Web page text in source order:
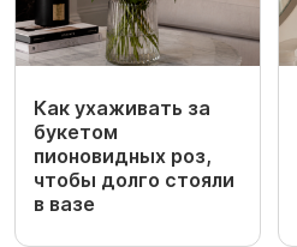
Как ухаживать за
букетом
пионовидных роз,
чтобы долго стояли
в вазе